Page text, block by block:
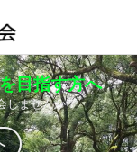
目指す方へ
しませんか？
目指す方へ
しませんか？
目指す方へ
しませんか？